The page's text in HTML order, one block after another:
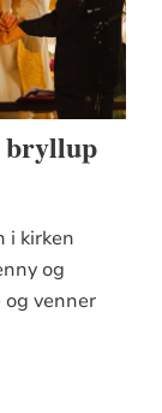
bryllup
i kirken
og
venner